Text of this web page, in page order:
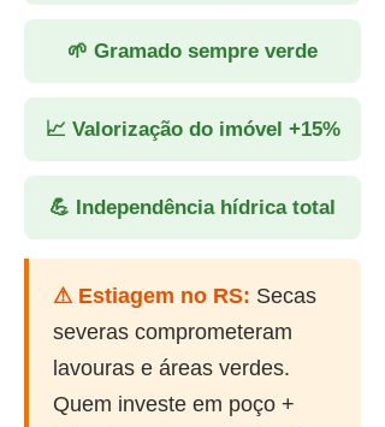
🌱 Gramado sempre verde
📈 Valorização do imóvel +15%
💪 Independência hídrica total
⚠ Estiagem no RS: Secas
severas comprometeram
lavouras e áreas verdes.
Quem investe em poço +